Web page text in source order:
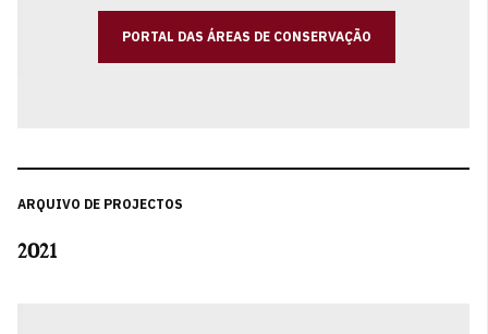
PORTAL DAS ÁREAS DE CONSERVAÇÃO
ARQUIVO DE PROJECTOS
2021